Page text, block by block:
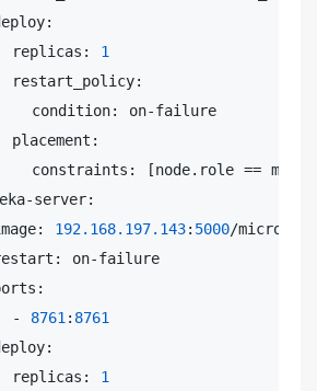
replicas:
1
condition: on-failure
placement:
constraints: [node.role ==
server:
192.168.197.143: 5000/
on-failure
-
8761 : 8761
replicas:
1